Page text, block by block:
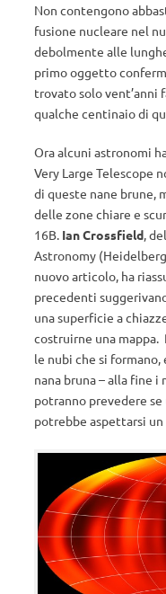
Non contengono
fusione nucleare nel
debolmente alle
primo oggetto
trovato solo vent’anni
qualche centinaio di
Ora alcuni astronomi
Very Large Telescope
di queste nane brune,
delle zone chiare e
16B. Ian Crossfield,
Astronomy
nuovo articolo, ha
precedenti
una superficie a
costruirne una mappa.
le nubi che si formano,
nana bruna – alla fine
potranno prevedere
potrebbe aspettarsi